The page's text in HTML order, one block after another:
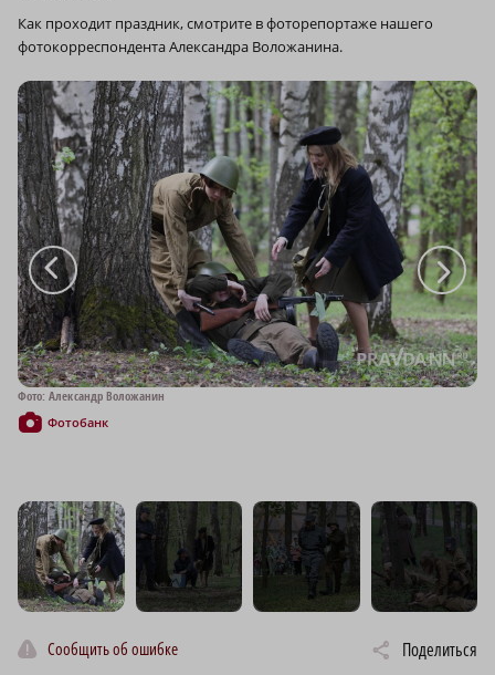
Как проходит праздник, смотрите в фоторепортаже нашего
фотокорреспондента Александра Воложанина.
Фото: Александр Воложанин
Фотобанк
a a
Сообщить об ошибке Поделиться